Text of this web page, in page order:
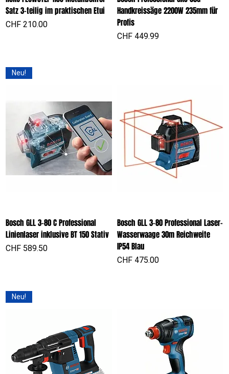
Satz 3-teilig im praktischen Etui
Preis
CHF 210.00
Handkreissäge 2200W 235mm für
Profis
Preis
CHF 449.99
Neu!
Bosch GLL 3-80 C Professional
Linienlaser inklusive BT 150 Stativ
Preis
CHF 589.50
Bosch GLL 3-80 Professional Laser-
Wasserwaage 30m Reichweite
IP54 Blau
Preis
CHF 475.00
Neu!